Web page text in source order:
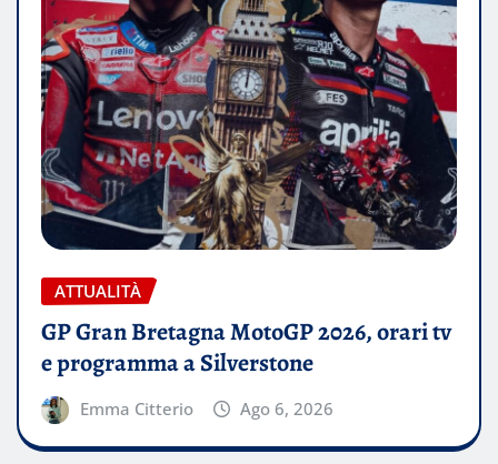
ATTUALITÀ
GP Gran Bretagna MotoGP 2026, orari tv
e programma a Silverstone
Emma Citterio Ago 6, 2026